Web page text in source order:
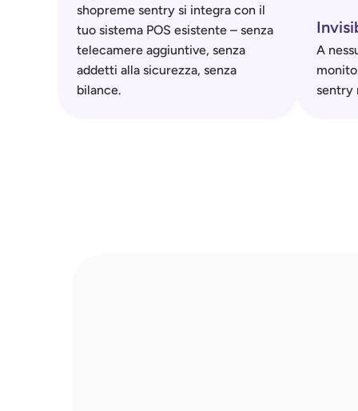
shopreme sentry si integra con il
tuo sistema POS esistente – senza
telecamere aggiuntive, senza
addetti alla sicurezza, senza
bilance.
A
sentry